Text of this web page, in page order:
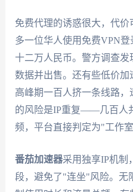
免费代理的诱惑很大，代
多一位华人使用免费VPN
十二万人民币。警方调查
数据并出售。还有些低价
高峰期一百人挤一条线路
的风险是IP重复——几百人
频，平台直接判定为"工作
番茄加速器采用独享IP机制
段，避免了"连坐"风险。无